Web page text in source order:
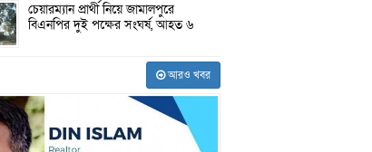
চেয়ারম্যান প্রার্থী নিয়ে জামালপুরে
বিএনপির দুই পক্ষের সংঘর্ষ, আহত ৬
আরও খবর